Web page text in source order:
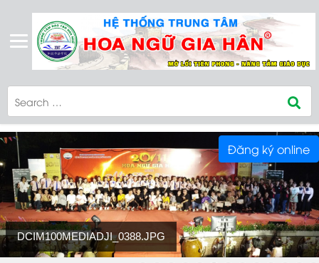
DCIM100MEDIADJI_0388.JPG
Đăng ký online